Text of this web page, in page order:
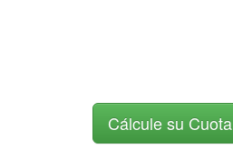
Cálcule su Cuota